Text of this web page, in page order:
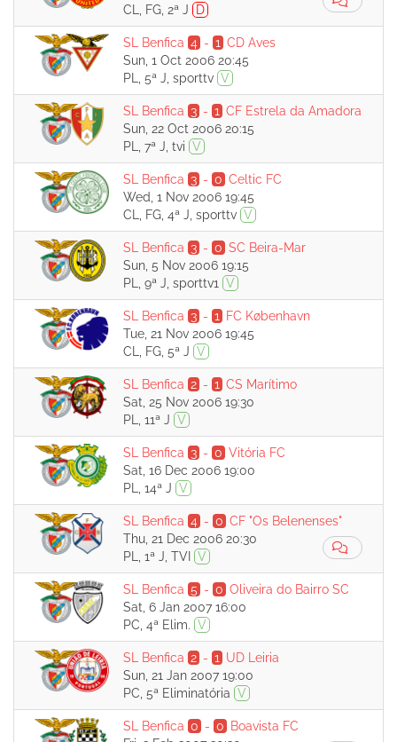
CL, FG, 2ª J
D
SL Benfica 4 - 1 CD Aves
Sun, 1 Oct 2006 20:45
PL, 5ª J, sporttv V
SL Benfica 3 - 1 CF Estrela da Amadora
Sun, 22 Oct 2006 20:15
PL, 7ª J, tvi V
SL Benfica 3 - 0 Celtic FC
Wed, 1 Nov 2006 19:45
CL, FG, 4ª J, sporttv V
SL Benfica 3 - 0 SC Beira-Mar
Sun, 5 Nov 2006 19:15
PL, 9ª J, sporttv1
V
SL Benfica 3 - 1
FC København
Tue, 21 Nov 2006 19:45
CL, FG, 5ª J V
SL Benfica 2 - 1 CS Marítimo
Sat, 25 Nov 2006 19:30
PL, 11ª J V
SL Benfica 3 - 0 Vitória FC
Sat, 16 Dec 2006 19:00
PL, 14ª J V
SL Benfica 4 - 0 CF "Os Belenenses"
Thu, 21 Dec 2006 20:30
PL, 1ª J, TVI
V
SL Benfica 5 - 0 Oliveira do Bairro SC
Sat, 6 Jan 2007 16:00
PC, 4ª Elim. V
SL Benfica 2 - 1
UD Leiria
Sun, 21 Jan 2007 19:00
PC, 5ª Eliminatória V
SL Benfica 0 - 0
Boavista FC